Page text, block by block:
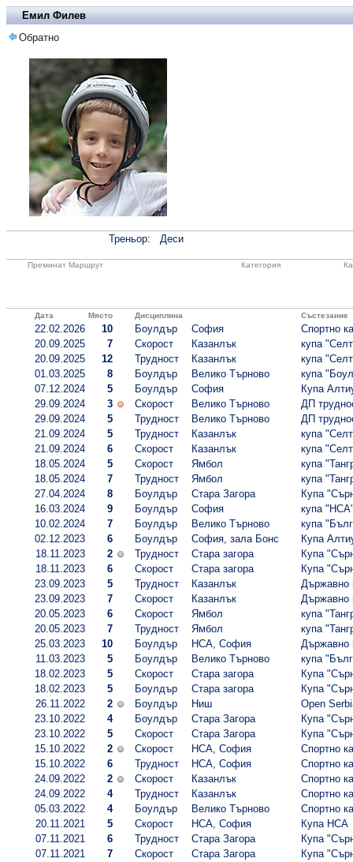
Емил Филев
Обратно
Треньор: Деси
Преминат Маршрут Категория
Дата Място Дисциплина Състезание
22.02.2026 10 Боулдър София
Спортно
20.09.2025
7 Скорост Казанлък
купа
20.09.2025
12 Трудност Казанлък
купа
01.03.2025
8 Боулдър Велико Търново
купа
07.12.2024
5 Боулдър София
Купа
29.09.2024
3 Скорост Велико Търново
ДП
29.09.2024
5 Трудност Велико Търново
ДП
21.09.2024
5 Трудност Казанлък
купа
21.09.2024
6 Скорост Казанлък
купа
18.05.2024
5 Скорост Ямбол
купа
18.05.2024
7 Трудност Ямбол
купа
27.04.2024
8 Боулдър Стара Загора
Купа
16.03.2024
9 Боулдър София
купа
10.02.2024
7 Боулдър Велико Търново
купа
02.12.2023
6 Боулдър София, зала Бонс
Купа
18.11.2023
2 Трудност Стара загора
Купа
18.11.2023
6 Скорост Стара загора
Купа
23.09.2023
5 Трудност Казанлък
Държавно
23.09.2023
7 Скорост Казанлък
Държавно
20.05.2023
6 Скорост Ямбол
купа
20.05.2023
7 Трудност Ямбол
купа
25.03.2023
10 Боулдър НСА, София
Държавно
11.03.2023
5 Боулдър Велико Търново
купа
18.02.2023
5 Скорост Стара загора
Купа
18.02.2023
5 Боулдър Стара загора
Купа
26.11.2022
2 Боулдър Ниш
Open
23.10.2022
4 Боулдър Стара Загора
Купа
23.10.2022
5 Скорост Стара Загора
Купа
15.10.2022
2 Скорост НСА, София
Спортно
15.10.2022
6 Трудност НСА, София
Спортно
24.09.2022
2 Скорост Казанлък
Спортно
24.09.2022
4 Трудност Казанлък
Спортно
05.03.2022
4 Боулдър Велико Търново
Спортно
20.11.2021
5 Скорост НСА, София
Купа НСА
07.11.2021
6 Трудност Стара Загора
Купа
07.11.2021
7 Скорост Стара Загора
Купа